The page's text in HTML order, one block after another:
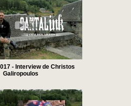
- Interview de Christos
Galiropoulos